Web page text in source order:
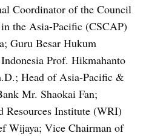
Coordinator of the Council
the Asia-Pacific (CSCAP)
Guru Besar Hukum
Prof. Hikmahanto
Head of Asia-Pacific &
Mr. Shaokai Fan;
Institute (WRI)
Wijaya; Vice Chairman of